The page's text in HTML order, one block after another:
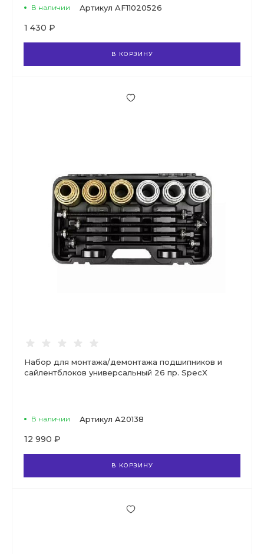
В наличии Артикул AF11020526
1 430 ₽
В КОРЗИНУ
Набор для монтажа/демонтажа подшипников и
сайлентблоков универсальный 26 пр. SpecX
В наличии Артикул A20138
12 990 ₽
В КОРЗИНУ